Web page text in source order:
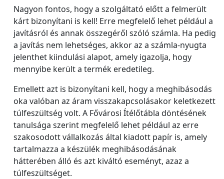
Nagyon fontos, hogy a szolgáltató előtt a felmerült
kárt bizonyítani is kell! Erre megfelelő lehet például a
javításról és annak összegéről szóló számla. Ha pedig
a javítás nem lehetséges, akkor az a számla-nyugta
jelenthet kiindulási alapot, amely igazolja, hogy
mennyibe került a termék eredetileg.
Emellett azt is bizonyítani kell, hogy a meghibásodás
oka valóban az áram visszakapcsolásakor keletkezett
túlfeszültség volt. A Fővárosi Ítélőtábla döntésének
tanulsága szerint megfelelő lehet például az erre
szakosodott vállalkozás által kiadott papír is, amely
tartalmazza a készülék meghibásodásának
hátterében álló és azt kiváltó eseményt, azaz a
túlfeszültséget.